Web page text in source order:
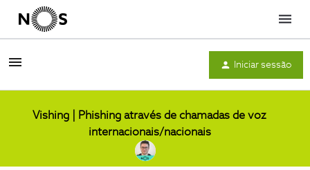
Menu
Iniciar sessão
Vishing | Phishing através de chamadas de voz
internacionais/nacionais